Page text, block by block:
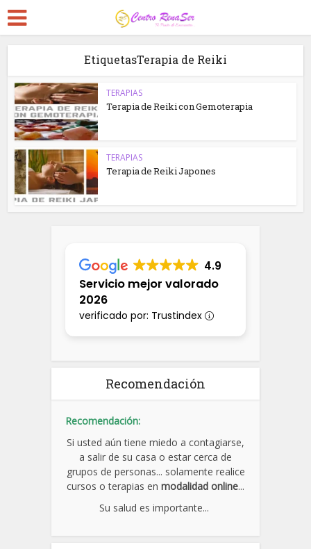
EtiquetasTerapia de Reiki
TERAPIAS
Terapia de Reiki con Gemoterapia
TERAPIAS
Terapia de Reiki Japones
4.9
Servicio mejor valorado
2026
verificado por: Trustindex
Recomendación
Recomendación:
Si usted aún tiene miedo a contagiarse,
a salir de su casa o estar cerca de
grupos de personas... solamente realice
cursos o terapias en modalidad online...
Su salud es importante...